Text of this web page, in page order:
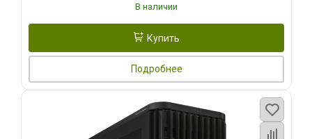
В наличии
Купить
Подробнее